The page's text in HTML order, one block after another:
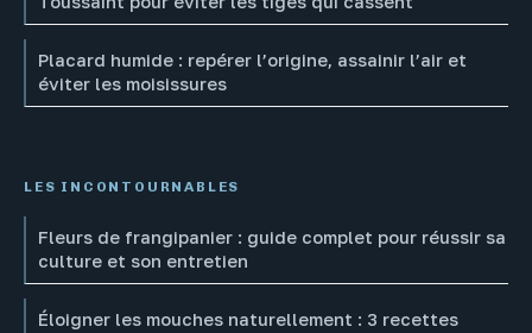
Placard humide : repérer l’origine, assainir l’air et
éviter les moisissures
LES INCONTOURNABLES
Fleurs de frangipanier : guide complet pour réussir sa
culture et son entretien
Éloigner les mouches naturellement : 3 recettes